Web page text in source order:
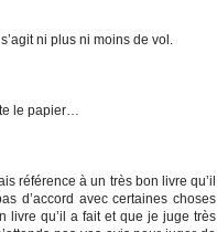
ni plus ni moins de vol.
le papier…
référence à un très bon livre qu’il
d’accord avec certaines choses
livre qu’il a fait et que je juge très